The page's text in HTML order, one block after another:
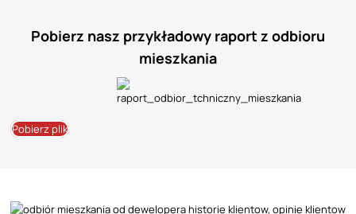
Pobierz nasz przykładowy raport z odbioru
mieszkania
Pobierz plik